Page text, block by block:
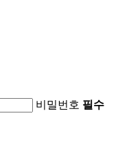
비밀번호 필수